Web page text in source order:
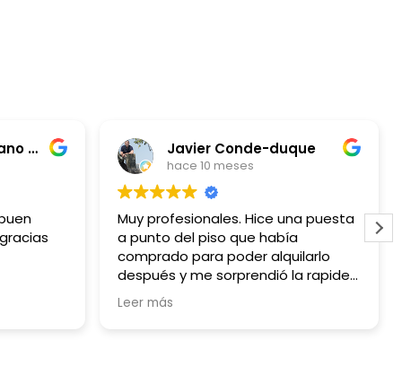
Juan Carlos Burbano Vela Javier Conde-duque
hace 10 meses
Muy profesionales. Hice una puesta
a punto del piso que había
comprado para poder alquilarlo
después y me sorprendió la rapidez
y lo sencillo que fue.
Leer más